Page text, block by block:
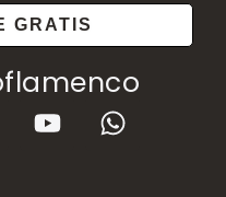
GRATIS